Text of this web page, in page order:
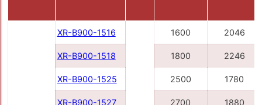
XR-B900-1516 1600 2046
XR-B900-1518 1800 2246
XR-B900-1525 2500 1780
XR-B900-1527 2700 1880